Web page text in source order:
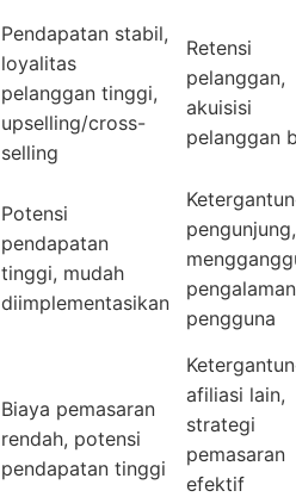
Pendapatan stabil,
loyalitas
pelanggan tinggi,
upselling/cross-
selling
Retensi
pelanggan,
akuisisi
pelanggan
Potensi
pendapatan
tinggi, mudah
diimplementasikan
pengunjung,
pengalaman
pengguna
Biaya pemasaran
rendah, potensi
pendapatan tinggi
afiliasi lain,
strategi
pemasaran
efektif